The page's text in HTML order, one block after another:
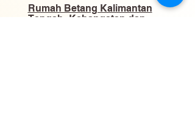
Rumah Betang Kalimantan
Tengah: Kehangatan dan